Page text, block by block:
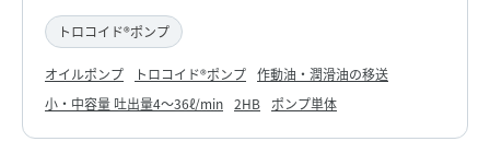
トロコイド®ポンプ
オイルポンプ トロコイド®ポンプ 作動油・潤滑油の移送
小・中容量 吐出量4～36ℓ/min 2HB ポンプ単体